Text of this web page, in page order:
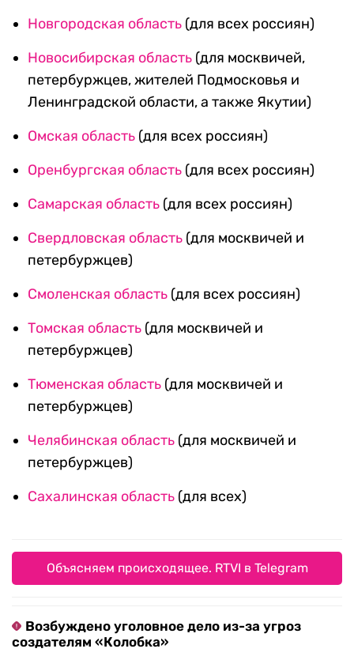
Новгородская область (для всех россиян)
Новосибирская область (для москвичей,
петербуржцев, жителей Подмосковья и
Ленинградской области, а также Якутии)
Омская область (для всех россиян)
Оренбургская область (для всех россиян)
Самарская область (для всех россиян)
Свердловская область (для москвичей и
петербуржцев)
Смоленская область (для всех россиян)
Томская область (для москвичей и
петербуржцев)
Тюменская область (для москвичей и
петербуржцев)
Челябинская область (для москвичей и
петербуржцев)
Сахалинская область (для всех)
Объясняем происходящее. RTVI в Telegram
Возбуждено уголовное дело из-за угроз
создателям «Колобка»